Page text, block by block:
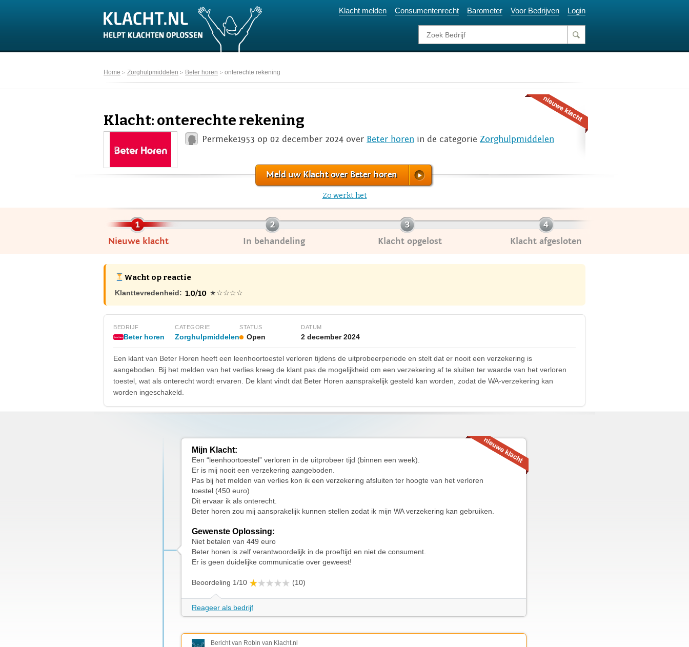
Klacht melden Consumentenrecht Barometer Voor Bedrijven Login
Home Zorghulpmiddelen Beter horen onterechte rekening
Klacht: onterechte rekening
Permeke1953 op 02 december 2024 over Beter horen in de categorie Zorghulpmiddelen
Meld uw Klacht over Beter horen
Zo werkt het
Nieuwe klacht In behandeling Klacht opgelost Klacht afgesloten
Wacht op reactie
Klanttevredenheid: 1.0/10 ★☆☆☆☆
BEDRIJF
Beter horen
CATEGORIE
Zorghulpmiddelen
STATUS
Open
DATUM
2 december 2024
Een klant van Beter Horen heeft een leenhoortoestel verloren tijdens de uitprobeerperiode en stelt dat er nooit een verzekering is
aangeboden. Bij het melden van het verlies kreeg de klant pas de mogelijkheid om een verzekering af te sluiten ter waarde van het verloren
toestel, wat als onterecht wordt ervaren. De klant vindt dat Beter Horen aansprakelijk gesteld kan worden, zodat de WA-verzekering kan
worden ingeschakeld.
Mijn Klacht:
Een “leenhoortoestel” verloren in de uitprobeer tijd (binnen een week).
Er is mij nooit een verzekering aangeboden.
Pas bij het melden van verlies kon ik een verzekering afsluiten ter hoogte van het verloren
toestel (450 euro)
Dit ervaar ik als onterecht.
Beter horen zou mij aansprakelijk kunnen stellen zodat ik mijn WA verzekering kan gebruiken.
Gewenste Oplossing:
Niet betalen van 449 euro
Beter horen is zelf verantwoordelijk in de proeftijd en niet de consument.
Er is geen duidelijke communicatie over geweest!
Beoordeling 1/10 (10)
Reageer als bedrijf
Bericht van Robin van Klacht.nl